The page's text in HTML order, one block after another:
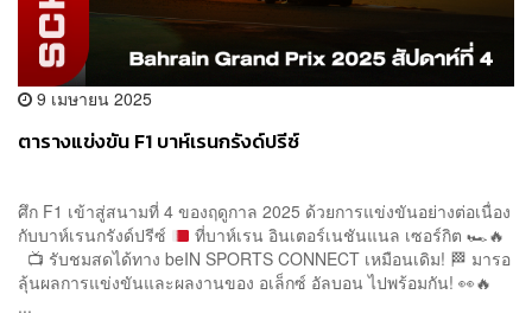
9 เมษายน 2025
ตารางแข่งขัน F1 บาห์เรนกรังด์ปรีซ์
ศึก F1 เข้าสู่สนามที่ 4 ของฤดูกาล 2025 ด้วยการแข่งขันอย่างต่อเนื่อง
กับบาห์เรนกรังด์ปรีซ์
ที่บาห์เรน อินเตอร์เนชันแนล เซอร์กิต 🏎️🔥
📺 รับชมสดได้ทาง beIN SPORTS CONNECT เหมือนเดิม! 🏁 มารอ
ลุ้นผลการแข่งขันและผลงานของ อเล็กซ์ อัลบอน ไปพร้อมกัน! 👀🔥
...